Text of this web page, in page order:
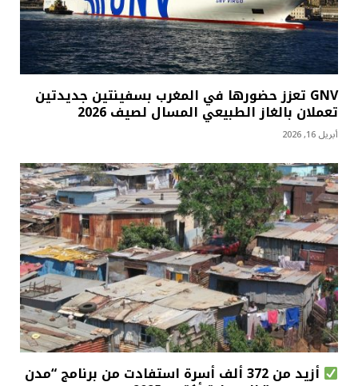
GNV تعزز حضورها في المغرب بسفينتين جديدتين
تعملان بالغاز الطبيعي المسال لصيف 2026
أبريل 16, 2026
أزيد من 372 ألف أسرة استفادت من برنامج “مدن